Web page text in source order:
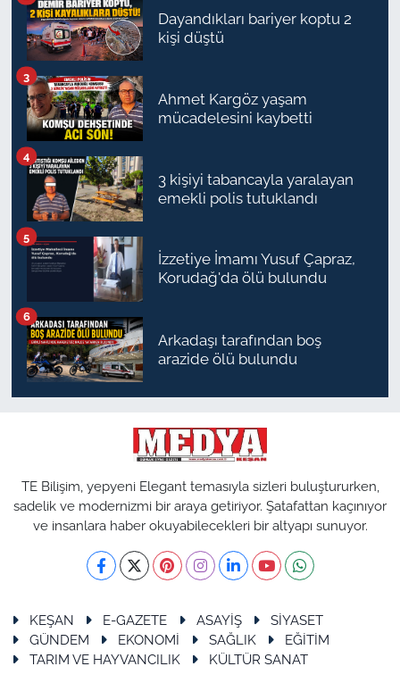
Dayandıkları bariyer koptu 2
kişi düştü
Ahmet Kargöz yaşam
mücadelesini kaybetti
3
3 kişiyi tabancayla yaralayan
emekli polis tutuklandı
4
İzzetiye İmamı Yusuf Çapraz,
Korudağ'da ölü bulundu
5
Arkadaşı tarafından boş
arazide ölü bulundu
6
TE Bilişim, yepyeni Elegant temasıyla sizleri buluştururken,
sadelik ve modernizmi bir araya getiriyor. Şatafattan kaçınıyor
ve insanlara haber okuyabilecekleri bir altyapı sunuyor.
KEŞAN E-GAZETE ASAYİŞ
SİYASET
GÜNDEM
EKONOMİ SAĞLIK
EĞİTİM
TARIM VE HAYVANCILIK
KÜLTÜR SANAT